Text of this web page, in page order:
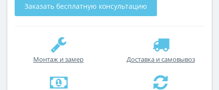
Заказать бесплатную консультацию
Монтаж и замер Доставка и самовывоз